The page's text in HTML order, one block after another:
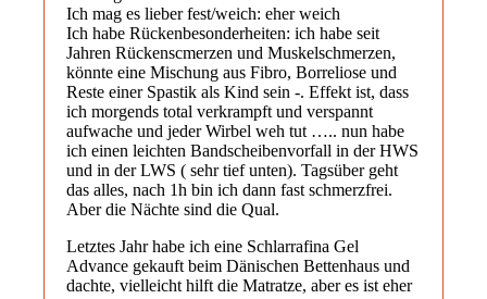
Ich mag es lieber fest/weich: eher weich
Ich habe Rückenbesonderheiten: ich habe seit
Jahren Rückenscmerzen und Muskelschmerzen,
könnte eine Mischung aus Fibro, Borreliose und
Reste einer Spastik als Kind sein -. Effekt ist, dass
ich morgends total verkrampft und verspannt
aufwache und jeder Wirbel weh tut ….. nun habe
ich einen leichten Bandscheibenvorfall in der HWS
und in der LWS ( sehr tief unten). Tagsüber geht
das alles, nach 1h bin ich dann fast schmerzfrei.
Aber die Nächte sind die Qual.
Letztes Jahr habe ich eine Schlarrafina Gel
Advance gekauft beim Dänischen Bettenhaus und
dachte, vielleicht hilft die Matratze, aber es ist eher